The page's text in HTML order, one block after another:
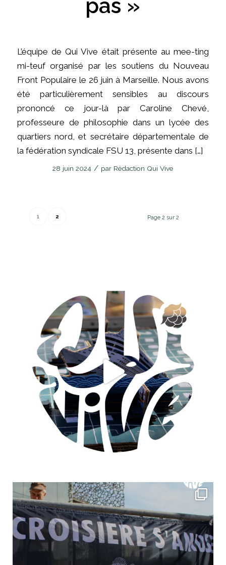
pas »
L’équipe de Qui Vive était présente au mee-ting
mi-teuf organisé par les soutiens du Nouveau
Front Populaire le 26 juin à Marseille. Nous avons
été particulièrement sensibles au discours
prononcé ce jour-là par Caroline Chevé,
professeure de philosophie dans un lycée des
quartiers nord, et secrétaire départementale de
la fédération syndicale FSU 13, présente dans […]
28 juin 2024 / par Rédaction Qui Vive
Page 2 sur 2
1 2